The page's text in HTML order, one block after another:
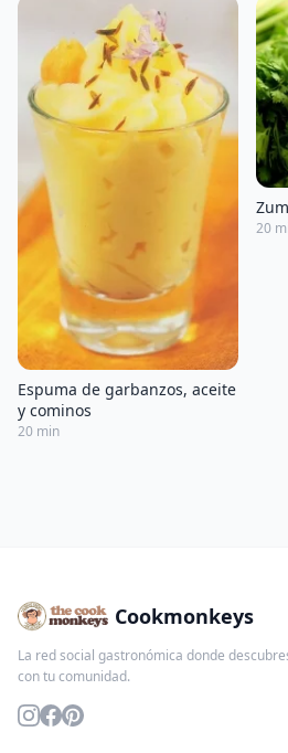
Espuma de garbanzos, aceite
y cominos
20 min
20
Cookmonkeys
La red social gastronómica donde
con tu comunidad.